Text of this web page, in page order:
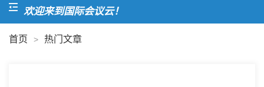
欢迎来到国际会议云！
首页 > 热门文章